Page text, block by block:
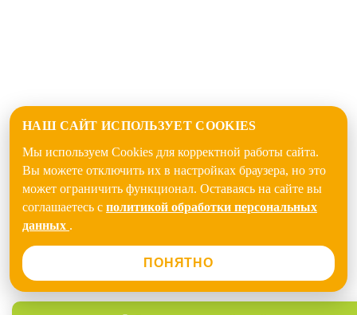
НАШ САЙТ ИСПОЛЬЗУЕТ COOKIES
Мы используем Cookies для корректной работы сайта.
Вы можете отключить их в настройках браузера, но это
может ограничить функционал. Оставаясь на сайте вы
соглашаетесь с политикой обработки персональных
данных .
ПОНЯТНО